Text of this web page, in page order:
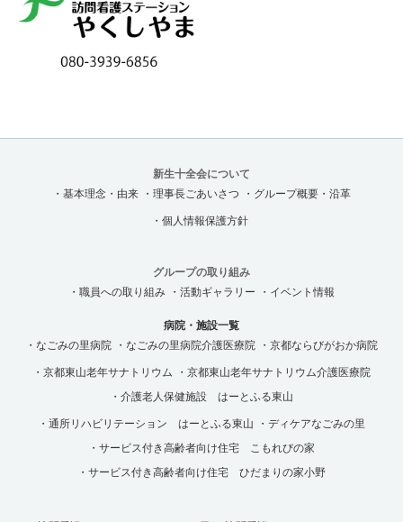
新生十全会について
・基本理念・由来
・理事長ごあいさつ ・グループ概要・沿革
・個人情報保護方針
グループの取り組み
・職員への取り組み
・活動ギャラリー ・イベント情報
病院・施設一覧
・なごみの里病院
・なごみの里病院介護医療院 ・京都ならびがおか病院
・京都東山老年サナトリウム
・京都東山老年サナトリウム介護医療院
・介護老人保健施設 はーとふる東山
・通所リハビリテーション はーとふる東山
・ディケアなごみの里
・サービス付き高齢者向け住宅 こもれびの家
・サービス付き高齢者向け住宅 ひだまりの家小野